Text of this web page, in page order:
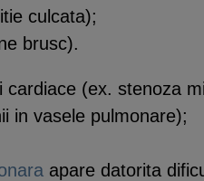
culcata);
brusc).
cardiace (ex. stenoza
in vasele pulmonare);
apare datorita